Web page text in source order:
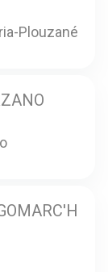
Plouzané